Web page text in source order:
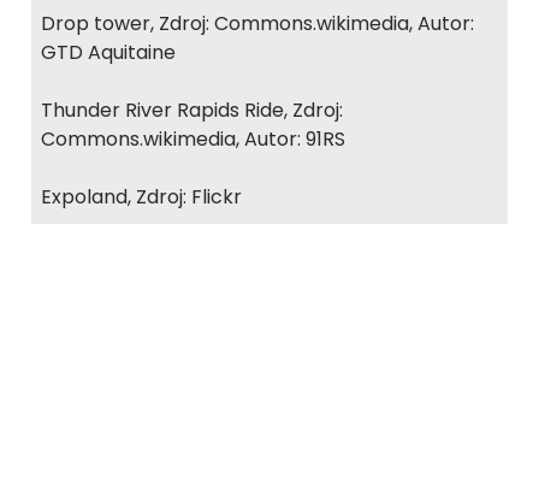
Drop tower, Zdroj: Commons.wikimedia, Autor:
GTD Aquitaine
Thunder River Rapids Ride, Zdroj:
Commons.wikimedia, Autor: 91RS
Expoland, Zdroj: Flickr